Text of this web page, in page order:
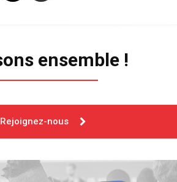
ensemble !
Rejoignez-nous